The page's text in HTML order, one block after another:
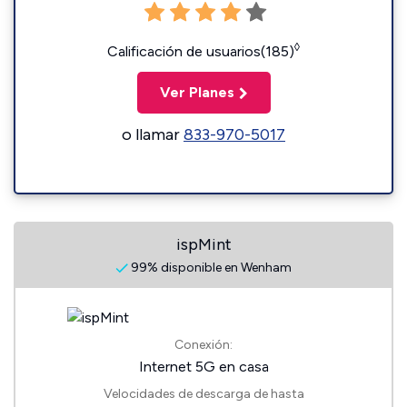
Calificación de usuarios(185)◊
Ver Planes
o llamar833-970-5017
ispMint
99% disponible en Wenham
Conexión:
Internet 5G en casa
Velocidades de descarga de hasta